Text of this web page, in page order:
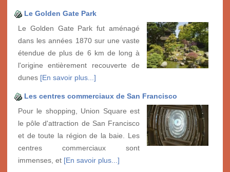
Le Golden Gate Park
Le Golden Gate Park fut aménagé
dans les années 1870 sur une vaste
étendue de plus de 6 km de long à
l'origine entièrement recouverte de
dunes [En savoir plus...]
Les centres commerciaux de San Francisco
Pour le shopping, Union Square est
le pôle d'attraction de San Francisco
et de toute la région de la baie. Les
centres commerciaux sont
immenses, et [En savoir plus...]